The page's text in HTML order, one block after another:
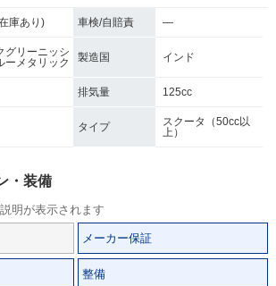
庫あり) 車検/自賠責 ―
グリーニッシ
ーメタリック
製造国 インド
排気量 125cc
タイプ
スクータ（50cc以
上）
・装備
明が表示されます
メーカー保証
整備